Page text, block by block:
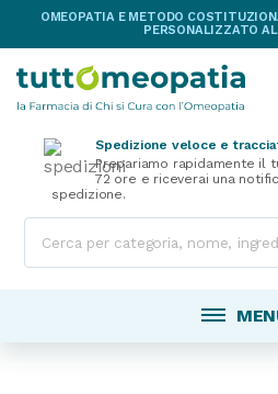
OMEOPATIA E METODO
PERSONALIZZATO
Spedizione veloce e
Prepariamo rapidamente il
72 ore e riceverai una
spedizione.